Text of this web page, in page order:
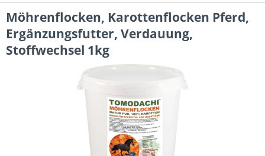
Möhrenflocken, Karottenflocken Pferd,
Ergänzungsfutter, Verdauung,
Stoffwechsel 1kg